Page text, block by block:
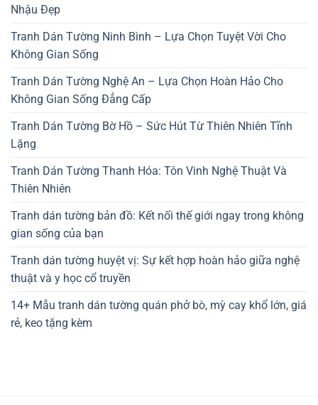
Nhậu Đẹp
Tranh Dán Tường Ninh Bình – Lựa Chọn Tuyệt Vời Cho
Không Gian Sống
Tranh Dán Tường Nghệ An – Lựa Chọn Hoàn Hảo Cho
Không Gian Sống Đẳng Cấp
Tranh Dán Tường Bờ Hồ – Sức Hút Từ Thiên Nhiên Tĩnh
Lặng
Tranh Dán Tường Thanh Hóa: Tôn Vinh Nghệ Thuật Và
Thiên Nhiên
Tranh dán tường bản đồ: Kết nối thế giới ngay trong không
gian sống của bạn
Tranh dán tường huyệt vị: Sự kết hợp hoàn hảo giữa nghệ
thuật và y học cổ truyền
14+ Mẫu tranh dán tường quán phở bò, mỳ cay khổ lớn, giá
rẻ, keo tặng kèm